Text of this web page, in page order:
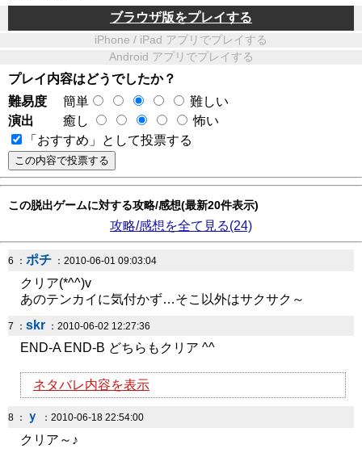
ブラウザ版をプレイする
iPhone / iPad アプリでプレイする
Android アプリでプレイする
プレイ内容はどうでしたか？
難易度
簡単
難しい
演出
癒し
怖い
「おすすめ」として投票する
この脱出ゲームに対する攻略/感想(最新20件表示)
攻略/感想を全て見る(24)
6 ： ポチ ：2010-06-01 09:03:04
クリア(*^^)v
あのテンカイに気付かず…そこ以外はサクサク～
7 ： skr ：2010-06-02 12:27:36
END-A END-B どちらもクリア ^^
ネタバレ内容を表示
8 ： ｙ ：2010-06-18 22:54:00
クリア～♪